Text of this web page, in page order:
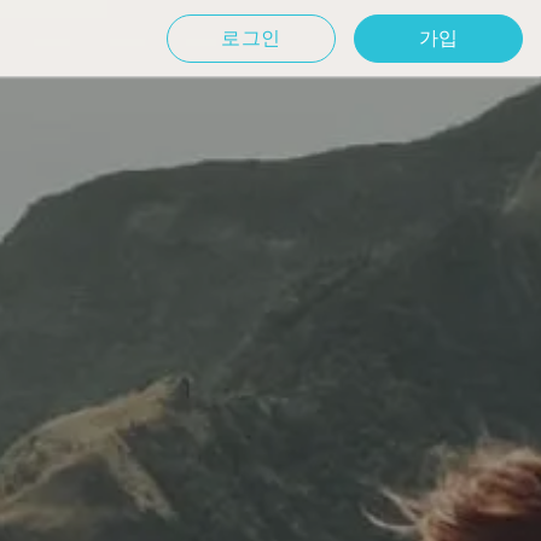
로그인 가입